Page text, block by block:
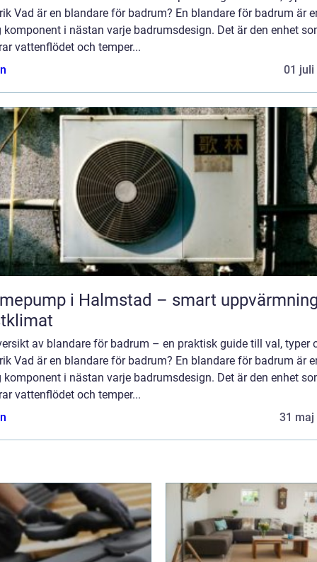
Vad är en blandare för badrum? En blandare för badrum är
komponent i nästan varje badrumsdesign. Det är den enhet
vattenflödet och temper...
01 juli
i Halmstad – smart
av blandare för badrum – en praktisk guide till val, typer
Vad är en blandare för badrum? En blandare för badrum är
komponent i nästan varje badrumsdesign. Det är den enhet
vattenflödet och temper...
31 maj